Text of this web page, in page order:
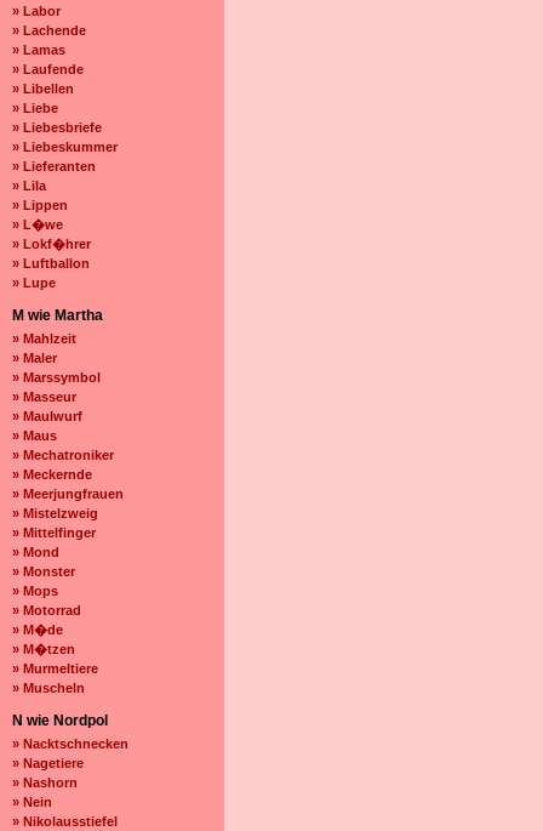
» Labor
» Lachende
» Lamas
» Laufende
» Libellen
» Liebe
» Liebesbriefe
» Liebeskummer
» Lieferanten
» Lila
» Lippen
» L�we
» Lokf�hrer
» Luftballon
» Lupe
M wie Martha
» Mahlzeit
» Maler
» Marssymbol
» Masseur
» Maulwurf
» Maus
» Mechatroniker
» Meckernde
» Meerjungfrauen
» Mistelzweig
» Mittelfinger
» Mond
» Monster
» Mops
» Motorrad
» M�de
» M�tzen
» Murmeltiere
» Muscheln
N wie Nordpol
» Nacktschnecken
» Nagetiere
» Nashorn
» Nein
» Nikolausstiefel